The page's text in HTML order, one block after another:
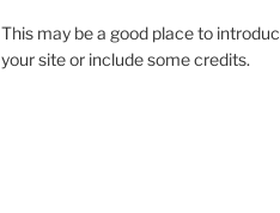
This may be a good place to
your site or include some credits.